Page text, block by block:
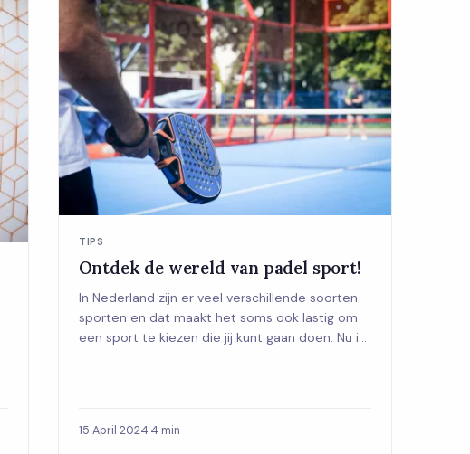
TIPS
Ontdek de wereld van padel sport!
In Nederland zijn er veel verschillende soorten
sporten en dat maakt het soms ook lastig om
een sport te kiezen die jij kunt gaan doen. Nu i...
15 April 2024·4 min